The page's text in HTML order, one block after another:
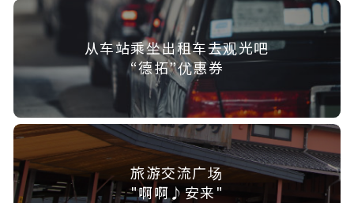
从车站乘坐出租车去观光吧
“德拓”优惠券
旅游交流广场
"啊啊♪安来"